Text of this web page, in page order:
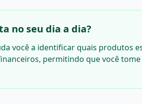
no seu dia a dia?
você a identificar quais produtos
permitindo que você